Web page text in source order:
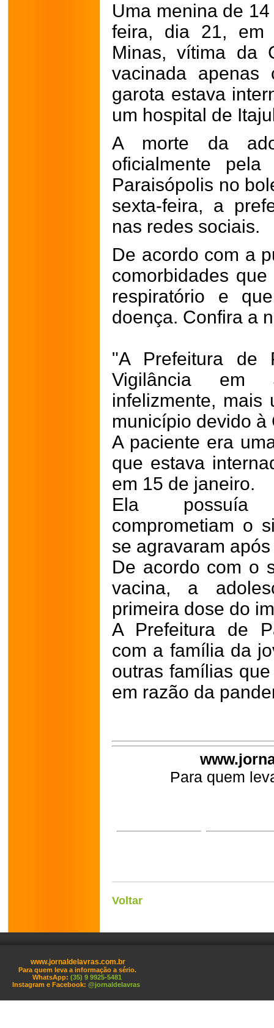
Uma menina de
feira, dia 21, em
Minas, vítima da
vacinada
garota estava
um hospital de
A morte da
oficialmente
Paraisópolis no
sexta-feira, a
nas redes sociais.
De acordo com a
comorbidades
respiratório e
doença. Confira a
"A Prefeitura de
Vigilância em
infelizmente, mais
município devido à
A paciente era
que estava
em 15 de janeiro.
Ela possuía
comprometiam o
se agravaram
De acordo com o
vacina, a
primeira dose do
A Prefeitura de
com a família da
outras famílias
em razão da
Para quem
Voltar
www.jornaldelavras.com.br
Para quem leva a informação a sério.
WhatsApp: (35) 9 9925-5481
Instagram e Facebook: @jornaldelavras